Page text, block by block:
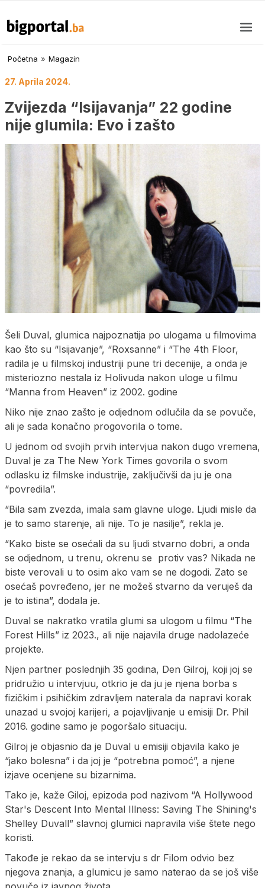
Početna » Magazin
27. Aprila 2024.
Zvijezda “Isijavanja” 22 godine
nije glumila: Evo i zašto
Šeli Duval, glumica najpoznatija po ulogama u filmovima
kao što su “Isijavanje”, “Roxsanne” i “The 4th Floor,
radila je u filmskoj industriji pune tri decenije, a onda je
misteriozno nestala iz Holivuda nakon uloge u filmu
“Manna from Heaven” iz 2002. godine
Niko nije znao zašto je odjednom odlučila da se povuče,
ali je sada konačno progovorila o tome.
U jednom od svojih prvih intervjua nakon dugo vremena,
Duval je za The New York Times govorila o svom
odlasku iz filmske industrije, zaključivši da ju je ona
“povredila”.
“Bila sam zvezda, imala sam glavne uloge. Ljudi misle da
je to samo starenje, ali nije. To je nasilje”, rekla je.
“Kako biste se osećali da su ljudi stvarno dobri, a onda
se odjednom, u trenu, okrenu se protiv vas? Nikada ne
biste verovali u to osim ako vam se ne dogodi. Zato se
osećaš povređeno, jer ne možeš stvarno da veruješ da
je to istina”, dodala je.
Duval se nakratko vratila glumi sa ulogom u filmu “The
Forest Hills” iz 2023., ali nije najavila druge nadolazeće
projekte.
Njen partner poslednjih 35 godina, Den Gilroj, koji joj se
pridružio u intervjuu, otkrio je da ju je njena borba s
fizičkim i psihičkim zdravljem naterala da napravi korak
unazad u svojoj karijeri, a pojavljivanje u emisiji Dr. Phil
2016. godine samo je pogoršalo situaciju.
Gilroj je objasnio da je Duval u emisiji objavila kako je
“jako bolesna” i da joj je “potrebna pomoć”, a njene
izjave ocenjene su bizarnima.
Tako je, kaže Giloj, epizoda pod nazivom “A Hollywood
Star's Descent Into Mental Illness: Saving The Shining's
Shelley Duvall” slavnoj glumici napravila više štete nego
koristi.
Takođe je rekao da se intervju s dr Filom odvio bez
njegova znanja, a glumicu je samo naterao da se još više